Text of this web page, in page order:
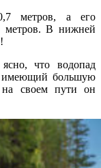
метров, а его
метров. В нижней
что водопад
имеющий большую
на своем пути он